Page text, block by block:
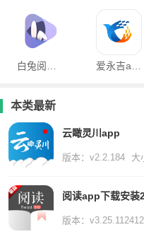
本类最新
云瞰灵川app
版本：v2.2.184 大
阅读app下载安装
版本：v3.25.112412